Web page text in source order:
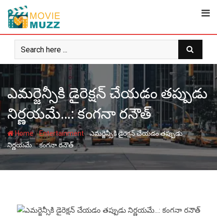
content
ఎమర్జెన్సీకి డైరెక్షన్ చేయడం తప్పుడు
నిర్ణయమే…: కంగనా రనౌత్
Home-Entertainment-ఎమర్జెన్సీకి డైరెక్షన్ చేయడం తప్పుడు
నిర్ణయమే…: కంగనా రనౌత్